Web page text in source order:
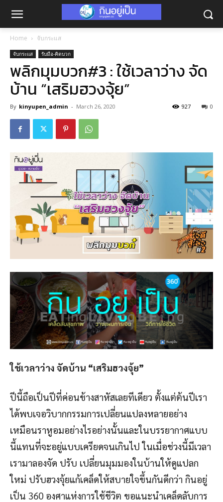
Home จับกระแส
จับกระแส รับมือ-คิดบวก
พลิกมุมบวก#3 : ใช้เวลาว่าง จัด
บ้าน “เสริมฮวงจุ้ย”
By kinyupen_admin - March 26, 2020 0
927
ใช้เวลาว่าง จัดบ้าน “เสริมฮวงจุ้ย”
ปีนี้ถือเป็นปีที่ค่อนข้างสาหัสเลยทีเดียว ตั้งแต่ต้นปีเรา
ได้พบเจอวิบากกรรมการเปลี่ยนแปลงหลายอย่าง
เหมือนราหูอมอย่างไรอย่างนั้นและในบรรยากาศแบบ
นี้แทนที่จะอยู่แบบเครียดจนเกินไป ในเมื่อช่วงนี้มีเวลา
เรามาลองจัด ปรับ เปลี่ยนมุมมองในบ้านให้ดูแปลก
ใหม่ ปรับฮวงจุ้ยแก้เคล็ดให้สบายใจขึ้นกันดีกว่า กินอยู่
เป็น 360 องศาแห่งการใช้ชีวิต ขอแนะนำเคล็ดลับการ